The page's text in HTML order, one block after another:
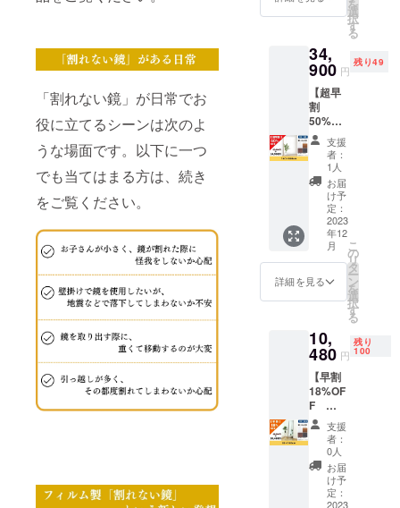
「割れない鏡」が日常でお
役に立てるシーンは次のよ
うな場面です。以下に一つ
でも当てはまる方は、続き
をご覧ください。
タンで
４色か
ら選べ
ます。
■サイ
ズ：
35×150
cm ■素
材：‎高
透過
フィル
ム ■ミ
ラー重
量：2kg
※送料込
みのお
値段で
の生活
をもっ
にしま
せん
か？ 通
常販売
価格
15,800
円より
4,820円
OFFで
す！ ■
カラー
展開 シ
ルバー/
ナチュ
ラル/
ウォー
ルナッ
タンで
４色か
ら選べ
ます。
■サイ
ズ：
50×160
cm ■素
材：‎高
透過
フィル
ム ■ミ
を
選
択
す
る
34,
900 円
残り49
【超早
割
50%OF
F
140×18
0cm】
割れな
い鏡ソ
フトミ
ラー
（立て
掛け
式）で
あなた
の生活
をもっ
にしま
せん
か？ 通
常販売
価格
69,800
円より
34,900
円OFF
です！
■カラー
展開 シ
支援
者：
1人
お届
け予
定：
2023
年12
月
詳細を見る
こ
の
リ
タ
ー
ン
を
選
択
す
る
10,
480 円
残り
100
【早割
18%OF
F
35×150
cm】 割
れない
鏡ソフ
トミ
ラー
支援
者：
0人
お届
け予
定：
2023